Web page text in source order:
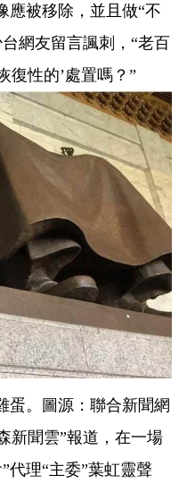
應被移除，並且做“不
台網友留言諷刺，“老百
復性的’處置嗎？”
蛋。圖源：聯合新聞網
新聞雲”報道，在一場
代理“主委”葉虹靈聲